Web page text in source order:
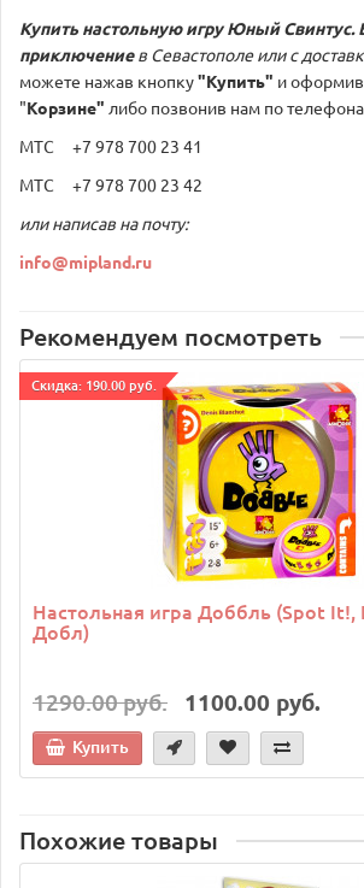
Купить настольную игру Юный Свинтус.
приключение в Севастополе или с
можете нажав кнопку"Купить" и оформив
"Корзине" либо позвонив нам по
МТС +7 978 700 23 41
МТС +7 978 700 23 42
или написав на почту:
info@mipland.ru
Рекомендуем посмотреть
Cкидка: 190.00 руб.
Настольная игра Доббль (Spot It!,
Добл)
1290.00 руб. 1100.00 руб.
Купить
Похожие товары